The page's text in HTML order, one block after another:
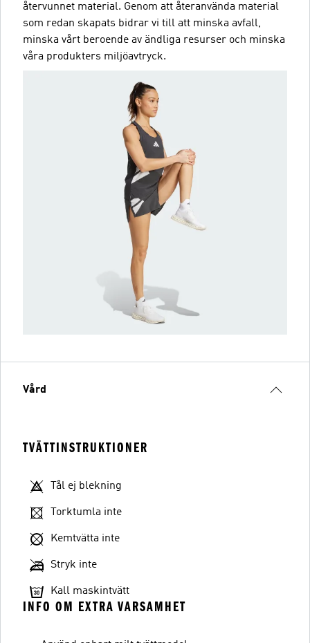
återvunnet material. Genom att återanvända material
som redan skapats bidrar vi till att minska avfall,
minska vårt beroende av ändliga resurser och minska
våra produkters miljöavtryck.
Vård
TVÄTTINSTRUKTIONER
Tål ej blekning
Torktumla inte
Kemtvätta inte
Stryk inte
Kall maskintvätt
INFO OM EXTRA VARSAMHET